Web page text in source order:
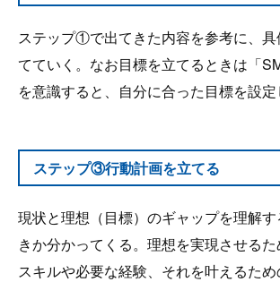
ステップ①で出てきた内容を参考に、具
てていく。なお目標を立てるときは「
を意識すると、自分に合った目標を設定
ステップ③行動計画を立てる
現状と理想（目標）のギャップを理解
きか分かってくる。理想を実現させる
スキルや必要な経験、それを叶えるため